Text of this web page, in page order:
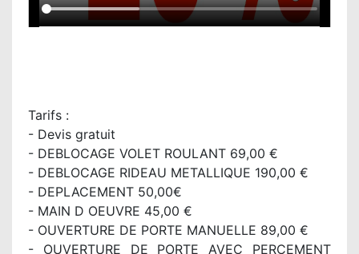
Tarifs :
- Devis gratuit
- DEBLOCAGE VOLET ROULANT 69,00 €
- DEBLOCAGE RIDEAU METALLIQUE 190,00 €
- DEPLACEMENT 50,00€
- MAIN D OEUVRE 45,00 €
- OUVERTURE DE PORTE MANUELLE 89,00 €
- OUVERTURE DE PORTE AVEC PERCEMENT